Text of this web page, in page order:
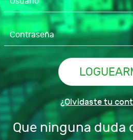
¿Olvidaste tu
Que ninguna duda